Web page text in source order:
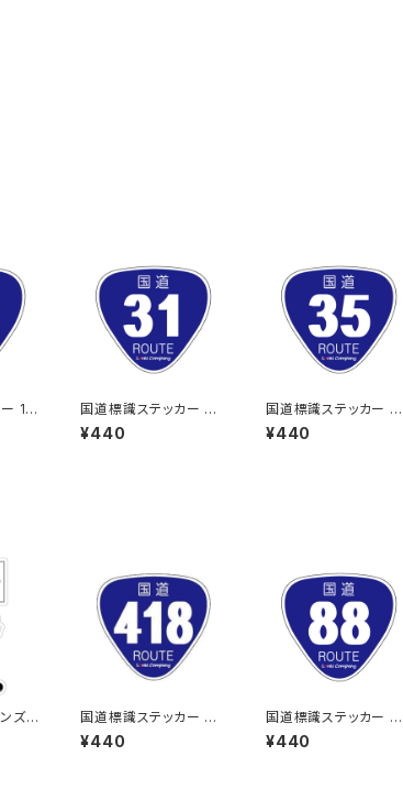
ー 16
国道標識ステッカー 31
号線
¥440
国道標識ステッカー 35
号線
¥440
ズス
国道標識ステッカー 41
8号線
¥440
国道標識ステッカー 88
号線
¥440